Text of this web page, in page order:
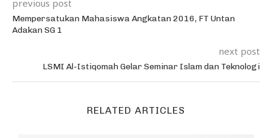
previous post
Mempersatukan Mahasiswa Angkatan 2016, FT Untan
Adakan SG 1
next post
LSMI Al-Istiqomah Gelar Seminar Islam dan Teknologi
RELATED ARTICLES